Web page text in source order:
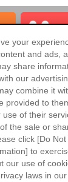
法人のお客様
ご利用環境
個人情報保護
願い
標準貨物自動
your
and ads,
share
our
combine it
provided to
of their
the sale or
click [Do
to
our use of
laws in our